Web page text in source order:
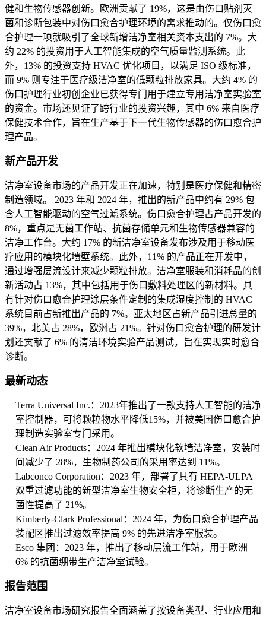
健和生物传感器创新。欧洲贡献了 19%，这是由伤口贴剂灭
菌和诊断包装中对伤口愈合护理环境的需求推动的。仅伤口愈
合护理一项就吸引了全球新增洁净室相关资本支出的 7%。大
约 22% 的投资用于人工智能集成的空气质量监测系统。此
外，13% 的投资支持 HVAC 优化项目，以满足 ISO 级标准，
而 9% 则专注于医疗级洁净室的低颗粒排放家具。大约 4% 的
伤口护理行业初创企业已获得专门用于建立专用洁净室实验室
的资金。市场还见证了跨行业的投资兴趣，其中 6% 来自医疗
保健技术合作，旨在生产基于下一代生物传感器的伤口愈合护
理产品。
新产品开发
洁净室设备市场的产品开发正在加速，特别是医疗保健和精密
制造领域。 2023 年和 2024 年，推出的新产品中约有 29% 包
含人工智能驱动的空气过滤系统。伤口愈合护理占产品开发的
8%，重点是无菌工作站、抗菌存储单元和生物传感器兼容的
洁净工作台。大约 17% 的新洁净室设备发布涉及用于移动医
疗应用的模块化墙壁系统。此外，11% 的产品正在开发中，
通过增强层流设计来减少颗粒排放。洁净室服装和消耗品的创
新活动占 13%，其中包括用于伤口敷料处理区的新材料。具
有针对伤口愈合护理涂层条件定制的集成湿度控制的 HVAC
系统目前占新推出产品的 7%。亚太地区占新产品引进总量的
39%，北美占 28%，欧洲占 21%。针对伤口愈合护理的研发计
划还贡献了 6% 的清洁环境实验产品测试，旨在实现实时愈合
诊断。
最新动态
Terra Universal Inc.：2023年推出了一款支持人工智能的洁净
室控制器，可将颗粒物水平降低15%，并被美国伤口愈合护
理制造实验室专门采用。
Clean Air Products：2024 年推出模块化软墙洁净室，安装时
间减少了 28%，生物制药公司的采用率达到 11%。
Labconco Corporation：2023 年，部署了具有 HEPA-ULPA
双重过滤功能的新型洁净室生物安全柜，将诊断生产的无
菌性提高了 21%。
Kimberly-Clark Professional：2024 年，为伤口愈合护理产品
装配区推出过滤效率提高 9% 的先进洁净室服装。
Esco 集团：2023 年，推出了移动层流工作站，用于欧洲
6% 的抗菌绷带生产洁净室试验。
报告范围
洁净室设备市场研究报告全面涵盖了按设备类型、行业应用和